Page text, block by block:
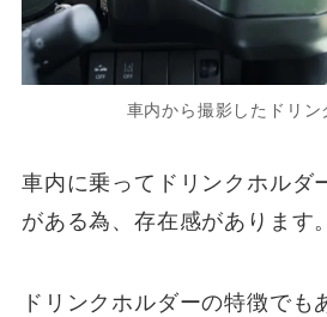
車内から撮影したドリン
車内に乗ってドリンクホルダ
がある為、存在感があります。
ドリンクホルダーの特徴でも